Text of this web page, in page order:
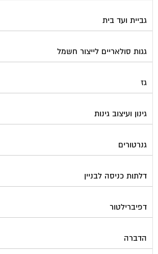
גביית ועד בית
גגות סולאריים לייצור חשמל
גז
גינון ועיצוב גינות
גנרטורים
דלתות כניסה לבניין
דפיברילטור
הדברה